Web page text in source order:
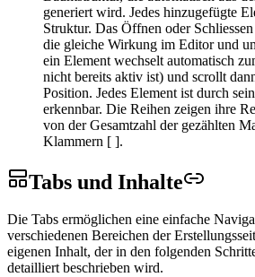
generiert wird. Jedes hinzugefügte
Struktur. Das Öffnen oder
die gleiche Wirkung im Editor und
ein Element wechselt automatisch
nicht bereits aktiv ist) und scrollt
Position. Jedes Element ist durch
erkennbar. Die Reihen zeigen ihre
von der Gesamtzahl der gezählten
Klammern [ ].
Tabs und Inhalte
Die Tabs ermöglichen eine einfache
verschiedenen Bereichen der
eigenen Inhalt, der in den folgenden
detailliert beschrieben wird.